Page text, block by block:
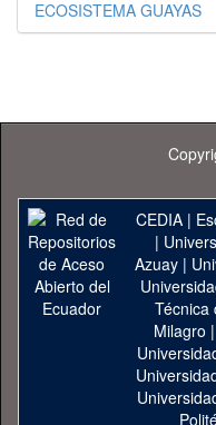
ECOSISTEMA GUAYAS
CEDIA|
|
Azuay|
Técnica
Milagro |